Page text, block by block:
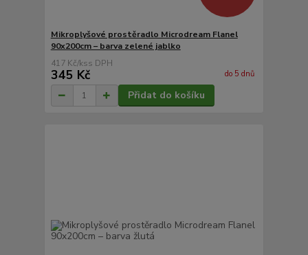
Mikroplyšové prostěradlo Microdream Flanel
90x200cm – barva zelené jablko
417 Kč/ks
345 Kč do 5 dnů
Přidat do košíku